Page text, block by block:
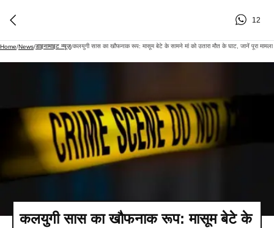
12
Home/News/डाइनामाइट न्यूज़/कलयुगी सास का खौफनाक रूप: मासूम बेटे के सामने मां को उतारा मौत के घाट, जानें पूरा मामला
कलयुगी सास का खौफनाक रूप: मासूम बेटे के